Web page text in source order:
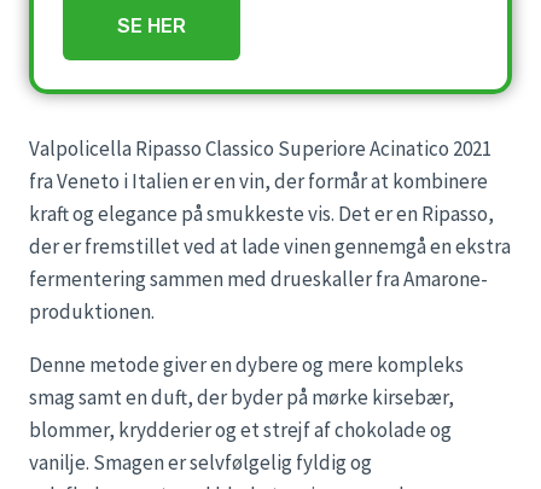
SE HER
Valpolicella Ripasso Classico Superiore Acinatico 2021
fra Veneto i Italien er en vin, der formår at kombinere
kraft og elegance på smukkeste vis. Det er en Ripasso,
der er fremstillet ved at lade vinen gennemgå en ekstra
fermentering sammen med drueskaller fra Amarone-
produktionen.
Denne metode giver en dybere og mere kompleks
smag samt en duft, der byder på mørke kirsebær,
blommer, krydderier og et strejf af chokolade og
vanilje. Smagen er selvfølgelig fyldig og